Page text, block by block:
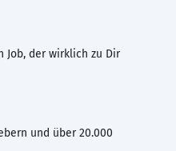
Job, der wirklich zu Dir
und über 20.000